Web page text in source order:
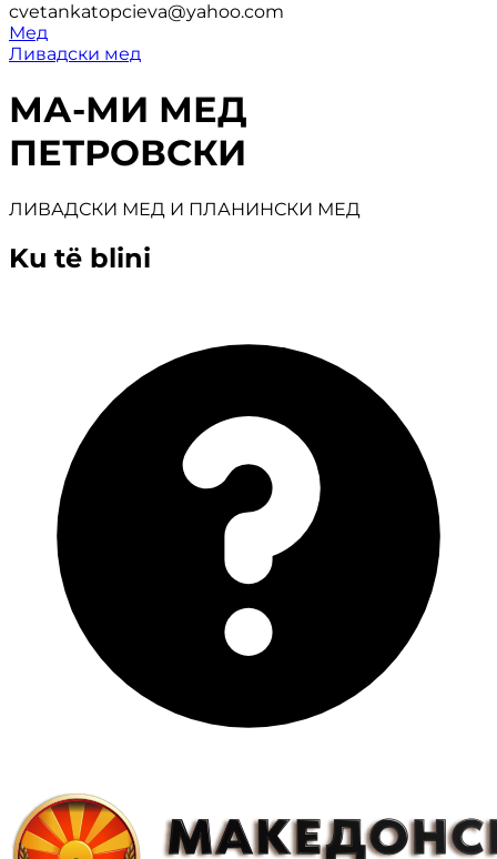
cvetankatopcieva@yahoo.com
Мед
Ливадски мед
МА-МИ МЕД
ПЕТРОВСКИ
ЛИВАДСКИ МЕД И ПЛАНИНСКИ МЕД
Ku të blini